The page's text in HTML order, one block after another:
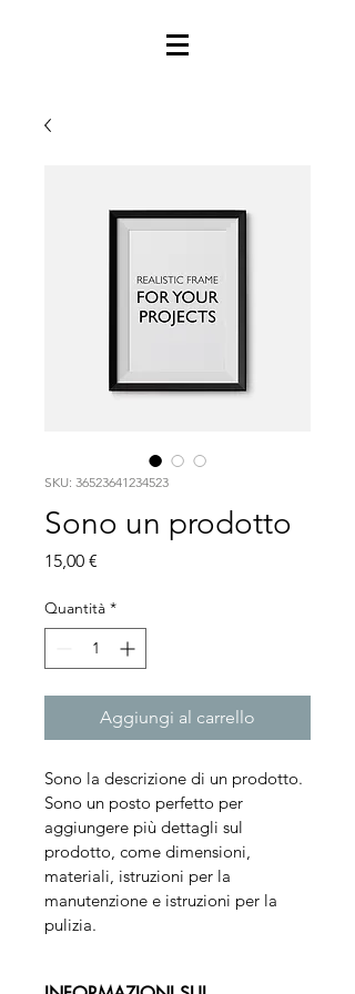
SKU: 36523641234523
Sono un prodotto
15,00 €
Quantità *
Aggiungi al carrello
Sono la descrizione di un prodotto.
Sono un posto perfetto per
aggiungere più dettagli sul
prodotto, come dimensioni,
materiali, istruzioni per la
manutenzione e istruzioni per la
pulizia.